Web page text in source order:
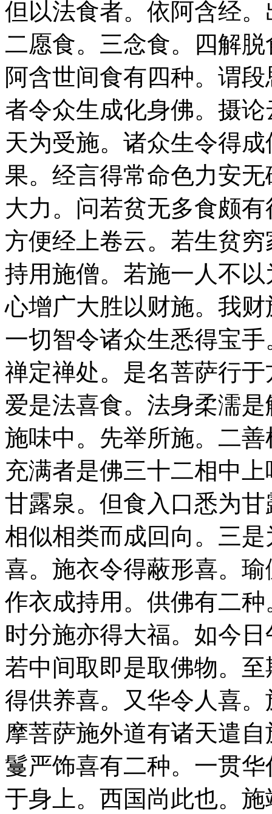
但以法食者。依阿含经
二愿食。三念食。四解
阿含世间食有四种。谓
者令众生成化身佛。摄
天为受施。诸众生令得
果。经言得常命色力安
大力。问若贫无多食颇
方便经上卷云。若生贫
持用施僧。若施一人不
心增广大胜以财施。我
一切智令诸众生悉得宝
禅定禅处。是名菩萨行
爱是法喜食。法身柔濡
施味中。先举所施。二
充满者是佛三十二相中
甘露泉。但食入口悉为
相似相类而成回向。三
喜。施衣令得蔽形喜。
作衣成持用。供佛有二
时分施亦得大福。如今
若中间取即是取佛物。
得供养喜。又华令人喜
摩菩萨施外道有诸天遣
鬘严饰喜有二种。一贯
于身上。西国尚此也。